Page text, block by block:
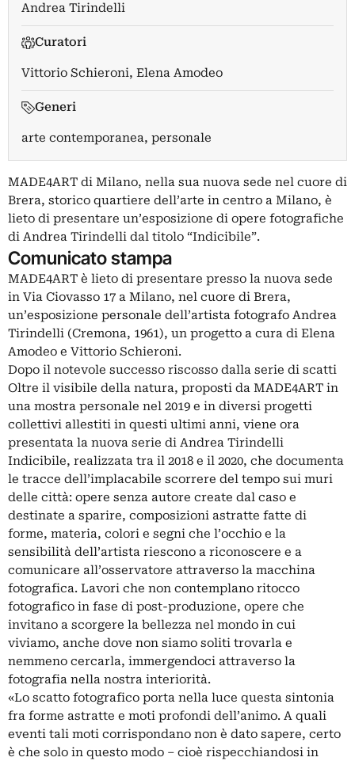
Andrea Tirindelli
Curatori
Vittorio Schieroni, Elena Amodeo
Generi
arte contemporanea, personale
MADE4ART di Milano, nella sua nuova sede nel cuore di
Brera, storico quartiere dell’arte in centro a Milano, è
lieto di presentare un’esposizione di opere fotografiche
di Andrea Tirindelli dal titolo “Indicibile”.
Comunicato stampa
MADE4ART è lieto di presentare presso la nuova sede
in Via Ciovasso 17 a Milano, nel cuore di Brera,
un’esposizione personale dell’artista fotografo Andrea
Tirindelli (Cremona, 1961), un progetto a cura di Elena
Amodeo e Vittorio Schieroni.
Dopo il notevole successo riscosso dalla serie di scatti
Oltre il visibile della natura, proposti da MADE4ART in
una mostra personale nel 2019 e in diversi progetti
collettivi allestiti in questi ultimi anni, viene ora
presentata la nuova serie di Andrea Tirindelli
Indicibile, realizzata tra il 2018 e il 2020, che documenta
le tracce dell’implacabile scorrere del tempo sui muri
delle città: opere senza autore create dal caso e
destinate a sparire, composizioni astratte fatte di
forme, materia, colori e segni che l’occhio e la
sensibilità dell’artista riescono a riconoscere e a
comunicare all’osservatore attraverso la macchina
fotografica. Lavori che non contemplano ritocco
fotografico in fase di post-produzione, opere che
invitano a scorgere la bellezza nel mondo in cui
viviamo, anche dove non siamo soliti trovarla e
nemmeno cercarla, immergendoci attraverso la
fotografia nella nostra interiorità.
«Lo scatto fotografico porta nella luce questa sintonia
fra forme astratte e moti profondi dell’animo. A quali
eventi tali moti corrispondano non è dato sapere, certo
è che solo in questo modo – cioè rispecchiandosi in